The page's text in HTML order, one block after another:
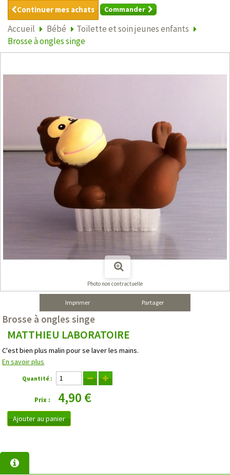
Continuer mes achats Commander
Accueil Bébé
Toilette et soin jeunes enfants
Brosse à ongles singe
Photo non contractuelle
Imprimer Partager
Brosse à ongles singe
MATTHIEU LABORATOIRE
C'est bien plus malin pour se laver les mains.
En savoir plus
Quantité :
Prix : 4,90 €
Ajouter au panier